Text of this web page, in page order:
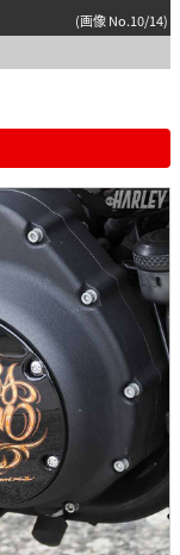
(画像 No.10/14)